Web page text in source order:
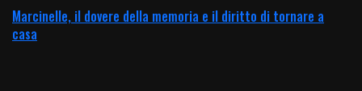
Marcinelle, il dovere della memoria e il diritto di tornare a
casa